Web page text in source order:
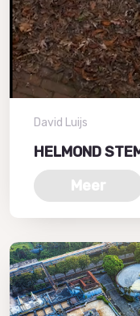
David Luijs
HELMOND
Meer